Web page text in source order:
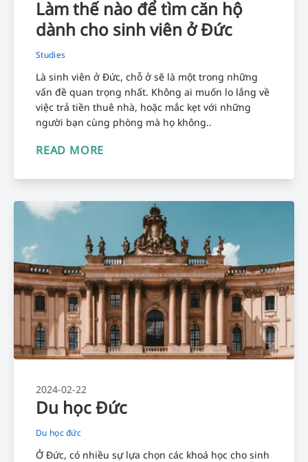
Làm thế nào để tìm căn hộ
dành cho sinh viên ở Đức
Studies
Là sinh viên ở Đức, chỗ ở sẽ là một trong những
vấn đề quan trọng nhất. Không ai muốn lo lắng về
việc trả tiền thuê nhà, hoặc mắc kẹt với những
người bạn cùng phòng mà họ không..
READ MORE
2024-02-22
Du học Đức
Du học đức
Ở Đức, có nhiều sự lựa chọn các khoá học cho sinh